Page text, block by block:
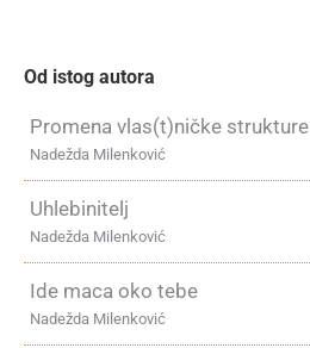
Od istog autora
Promena vlas(t)ničke strukture
Nadežda Milenković
Uhlebinitelj
Nadežda Milenković
Ide maca oko tebe
Nadežda Milenković